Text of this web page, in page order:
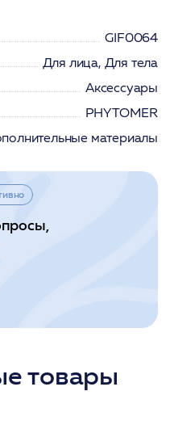
GIF0064
Для лица, Для тела
Аксессуары
PHYTOMER
материалы
товары